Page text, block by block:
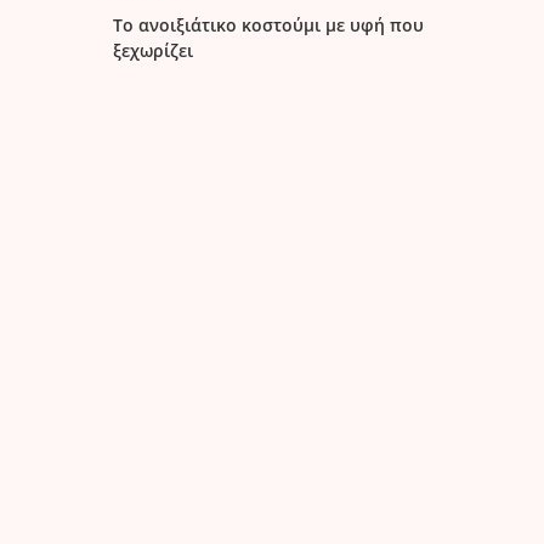
Το ανοιξιάτικο κοστούμι με υφή που
ξεχωρίζει